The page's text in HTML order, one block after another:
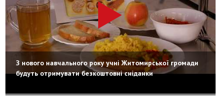
З нового навчального року учні Житомирської громади
будуть отримувати безкоштовні сніданки